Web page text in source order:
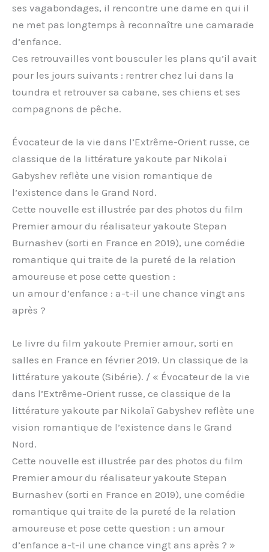
ses vagabondages, il rencontre une dame en qui il
ne met pas longtemps à reconnaître une camarade
d’enfance.
Ces retrouvailles vont bousculer les plans qu’il avait
pour les jours suivants : rentrer chez lui dans la
toundra et retrouver sa cabane, ses chiens et ses
compagnons de pêche.
Évocateur de la vie dans l’Extrême-Orient russe, ce
classique de la littérature yakoute par Nikolaï
Gabyshev reflète une vision romantique de
l’existence dans le Grand Nord.
Cette nouvelle est illustrée par des photos du film
Premier amour du réalisateur yakoute Stepan
Burnashev (sorti en France en 2019), une comédie
romantique qui traite de la pureté de la relation
amoureuse et pose cette question :
un amour d’enfance : a-t-il une chance vingt ans
après ?
Le livre du film yakoute Premier amour, sorti en
salles en France en février 2019. Un classique de la
littérature yakoute (Sibérie). / « Évocateur de la vie
dans l’Extrême-Orient russe, ce classique de la
littérature yakoute par Nikolaï Gabyshev reflète une
vision romantique de l’existence dans le Grand
Nord.
Cette nouvelle est illustrée par des photos du film
Premier amour du réalisateur yakoute Stepan
Burnashev (sorti en France en 2019), une comédie
romantique qui traite de la pureté de la relation
amoureuse et pose cette question : un amour
d’enfance a-t-il une chance vingt ans après ? »